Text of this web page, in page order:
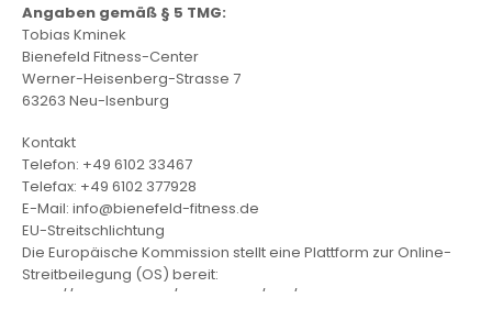
Angaben gemäß § 5 TMG:
Tobias Kminek
Bienefeld Fitness-Center
Werner-Heisenberg-Strasse 7
63263 Neu-Isenburg
Kontakt
Telefon: +49 6102 33467
Telefax: +49 6102 377928
E-Mail: info@bienefeld-fitness.de
EU-Streitschlichtung
Die Europäische Kommission stellt eine Plattform zur Online-
Streitbeilegung (OS) bereit:
https://ec.europa.eu/consumers/odr/.